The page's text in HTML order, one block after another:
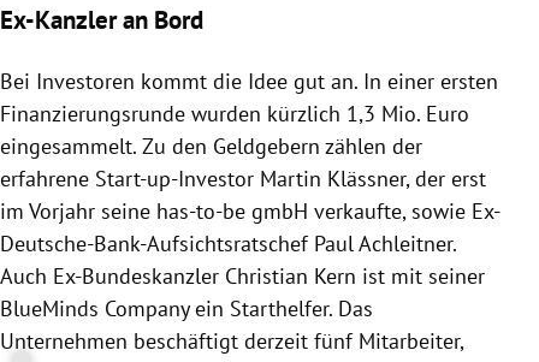
Ex-Kanzler an Bord
Bei Investoren kommt die Idee gut an. In einer ersten
Finanzierungsrunde wurden kürzlich 1,3 Mio. Euro
eingesammelt. Zu den Geldgebern zählen der
erfahrene Start-up-Investor Martin Klässner, der erst
im Vorjahr seine has-to-be gmbH verkaufte, sowie Ex-
Deutsche-Bank-Aufsichtsratschef Paul Achleitner.
Auch Ex-Bundeskanzler Christian Kern ist mit seiner
BlueMinds Company ein Starthelfer. Das
Unternehmen beschäftigt derzeit fünf Mitarbeiter,